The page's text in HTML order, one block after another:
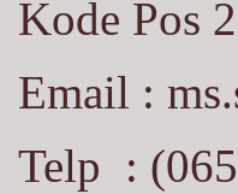
Kode Pos
Email :
Telp :